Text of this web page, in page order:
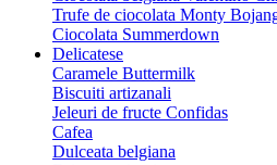
Trufe de ciocolata Monty
Ciocolata Summerdown
Delicatese
Caramele Buttermilk
Biscuiti artizanali
Jeleuri de fructe Confidas
Cafea
Dulceata belgiana